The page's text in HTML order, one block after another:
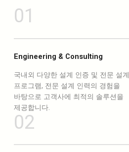
01
Engineering & Consulting
국내외 다양한 설계 인증 및 전문 설계
프로그램, 전문 설계 인력의 경험을
바탕으로 고객사에 최적의 솔루션을
제공합니다.
02